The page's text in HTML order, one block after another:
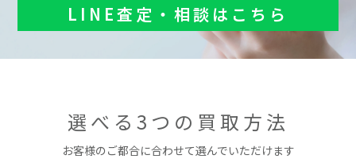
LINE査定・相談はこちら
選べる3つの買取方法
お客様のご都合に合わせて選んでいただけます